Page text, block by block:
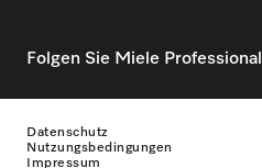
Folgen Sie Miele Professional
Datenschutz
Nutzungsbedingungen
Impressum